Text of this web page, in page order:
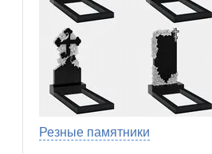
Резные памятники